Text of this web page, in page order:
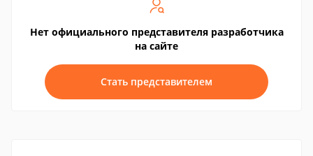
Нет официального представителя разработчика
на сайте
Стать представителем